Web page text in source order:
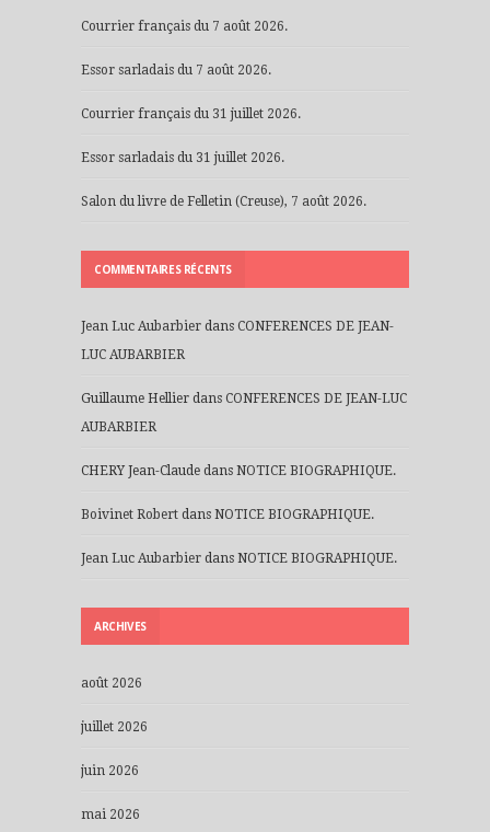
Courrier français du 7 août 2026.
Essor sarladais du 7 août 2026.
Courrier français du 31 juillet 2026.
Essor sarladais du 31 juillet 2026.
Salon du livre de Felletin (Creuse), 7 août 2026.
COMMENTAIRES RÉCENTS
Jean Luc Aubarbier dans CONFERENCES DE JEAN-
LUC AUBARBIER
Guillaume Hellier dans CONFERENCES DE JEAN-LUC
AUBARBIER
CHERY Jean-Claude dans NOTICE BIOGRAPHIQUE.
Boivinet Robert dans NOTICE BIOGRAPHIQUE.
Jean Luc Aubarbier dans NOTICE BIOGRAPHIQUE.
ARCHIVES
août 2026
juillet 2026
juin 2026
mai 2026